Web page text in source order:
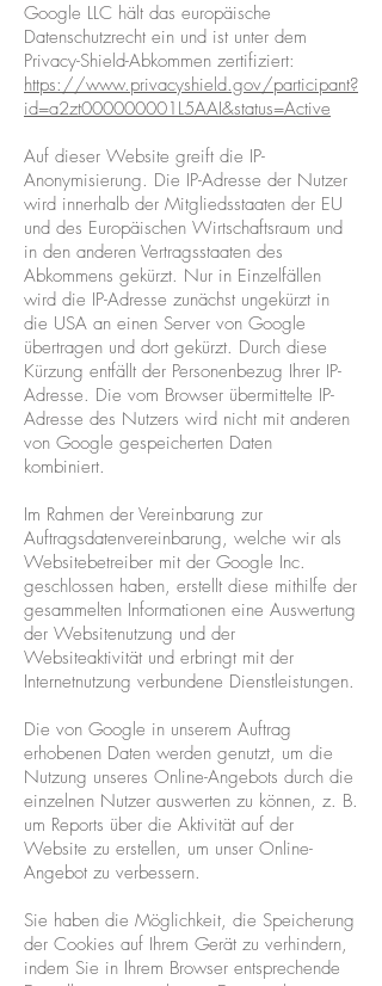
Google LLC hält das europäische
Datenschutzrecht ein und ist unter dem
Privacy-Shield-Abkommen zertifiziert:
https://www.privacyshield.gov/participant?
id=a2zt000000001L5AAI&status=Active
Auf dieser Website greift die IP-
Anonymisierung. Die IP-Adresse der Nutzer
wird innerhalb der Mitgliedsstaaten der EU
und des Europäischen Wirtschaftsraum und
in den anderen Vertragsstaaten des
Abkommens gekürzt. Nur in Einzelfällen
wird die IP-Adresse zunächst ungekürzt in
die USA an einen Server von Google
übertragen und dort gekürzt. Durch diese
Kürzung entfällt der Personenbezug Ihrer IP-
Adresse. Die vom Browser übermittelte IP-
Adresse des Nutzers wird nicht mit anderen
von Google gespeicherten Daten
kombiniert.
Im Rahmen der Vereinbarung zur
Auftragsdatenvereinbarung, welche wir als
Websitebetreiber mit der Google Inc.
geschlossen haben, erstellt diese mithilfe der
gesammelten Informationen eine Auswertung
der Websitenutzung und der
Websiteaktivität und erbringt mit der
Internetnutzung verbundene Dienstleistungen.
Die von Google in unserem Auftrag
erhobenen Daten werden genutzt, um die
Nutzung unseres Online-Angebots durch die
einzelnen Nutzer auswerten zu können, z. B.
um Reports über die Aktivität auf der
Website zu erstellen, um unser Online-
Angebot zu verbessern.
Sie haben die Möglichkeit, die Speicherung
der Cookies auf Ihrem Gerät zu verhindern,
indem Sie in Ihrem Browser entsprechende